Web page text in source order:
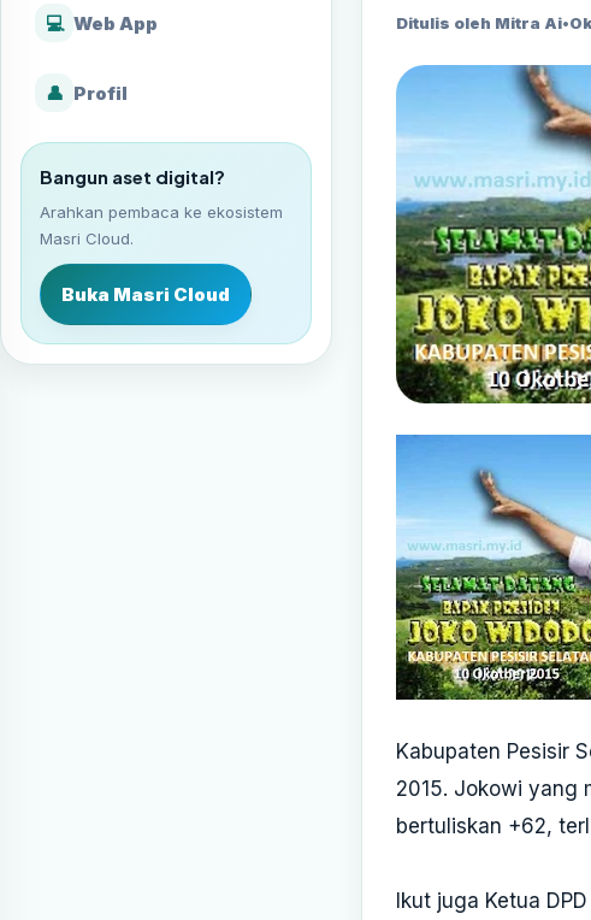
💻 Web App
👤 Profil
Bangun aset digital?
Arahkan pembaca ke ekosistem
Masri Cloud.
Buka Masri Cloud
Ditulis oleh Mitra Ai•
Kabupaten Pesisir
2015. Jokowi yang
bertuliskan +62,
Ikut juga Ketua